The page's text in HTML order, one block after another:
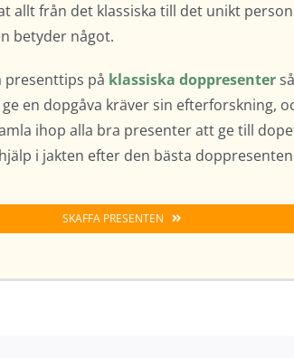
allt från det klassiska till det unikt
betyder något.
presenttips på klassiska doppresenter
en dopgåva kräver sin efterforskning,
ihop alla bra presenter att ge till
i jakten efter den bästa
SKAFFA PRESENTEN